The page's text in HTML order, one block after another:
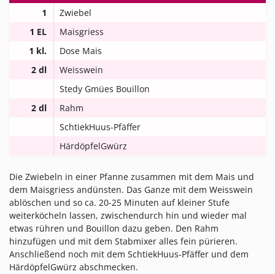
1
Zwiebel
1 EL
Maisgriess
1 kl.
Dose Mais
2 dl
Weisswein
Stedy Gmües Bouillon
2 dl
Rahm
SchtiekHuus-Pfäffer
HärdöpfelGwürz
Die Zwiebeln in einer Pfanne zusammen mit dem Mais und
dem Maisgriess andünsten. Das Ganze mit dem Weisswein
ablöschen und so ca. 20-25 Minuten auf kleiner Stufe
weiterköcheln lassen, zwischendurch hin und wieder mal
etwas rühren und Bouillon dazu geben. Den Rahm
hinzufügen und mit dem Stabmixer alles fein pürieren.
Anschließend noch mit dem SchtiekHuus-Pfäffer und dem
HärdöpfelGwürz abschmecken.